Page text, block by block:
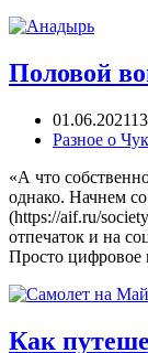
Половой
01.06.2021
Разное о
«А что
однако. Начнем
(https://aif.ru/
отпечаток и на
Просто цифровое
Как